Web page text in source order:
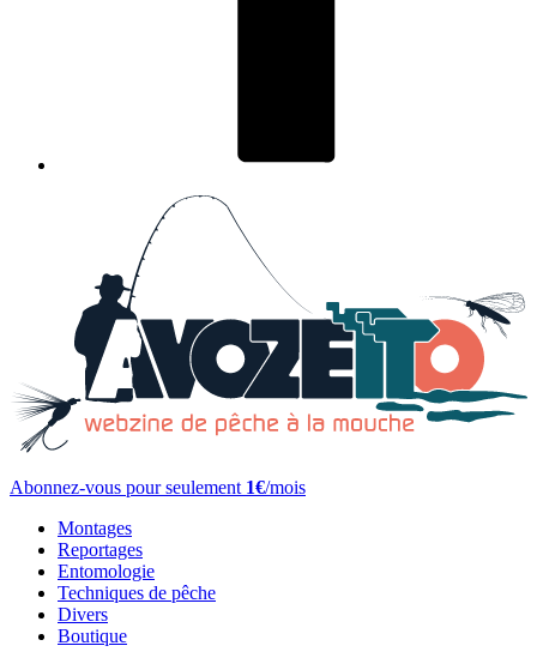
Abonnez-vous pour seulement 1€/mois
Montages
Reportages
Entomologie
Techniques de pêche
Divers
Boutique